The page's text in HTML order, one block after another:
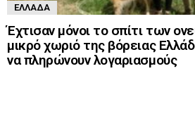
ΕΛΛΆΔΑ
Έχτισαν μόνοι το σπίτι των
μικρό χωριό της βόρειας
να πληρώνουν λογαριασμούς